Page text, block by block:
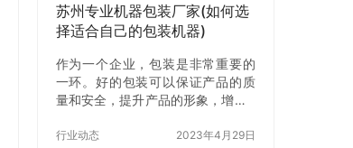
苏州专业机器包装厂家(如何选
择适合自己的包装机器)
作为一个企业，包装是非常重要的
一环。好的包装可以保证产品的质
量和安全，提升产品的形象，增加X
率，降低包装成本。但是，如何选
行业动态 2023年4月29日